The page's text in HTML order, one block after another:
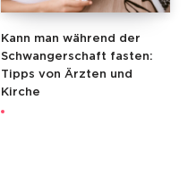
Kann man während der
Schwangerschaft fasten:
Tipps von Ärzten und
Kirche